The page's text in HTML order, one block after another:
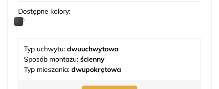
Dostępne kolory:
Typ uchwytu: dwuuchwytowa
Sposób montażu: ścienny
Typ mieszania: dwupokrętowa